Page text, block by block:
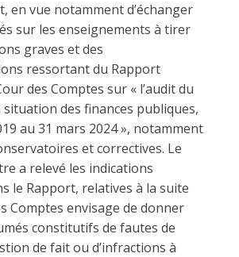
en vue notamment d’échanger
sur les enseignements à tirer
graves et des
ressortant du Rapport
des Comptes sur « l’audit du
des finances publiques,
au 31 mars 2024 », notamment
et correctives. Le
a relevé les indications
le Rapport, relatives à la suite
Comptes envisage de donner
constitutifs de fautes de
de fait ou d’infractions à